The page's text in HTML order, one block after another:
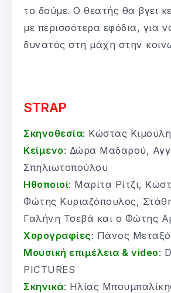
το δούμε. Ο θεατής θα βγει
με περισσότερα εφόδια, για
δυνατός στη μάχη στην
STRAP
Σκηνοθεσία: Κώστας
Κείμενο: Δώρα Μαδαρού,
Σπηλιωτοπούλου
Ηθοποιοί: Μαρίτα Ρίτζι,
Φώτης Κυριαζόπουλος,
Γαλήνη Τσεβά και ο Φώτης
Χορογραφίες: Πάνος
Μουσική επιμέλεια & video:
PICTURES
Σκηνικά: Ηλίας